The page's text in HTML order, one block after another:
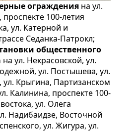
ограждения на ул.
100-летия
ул. Катерной и
Седанка-Патрокл;
общественного
на ул. Некрасовской, ул.
ул. Постышева, ул.
ул. Крыгина, Партизанском
Калинина, проспекте 100-
ул. Олега
Надибаидзе, Восточной
ул. Жигура, ул.